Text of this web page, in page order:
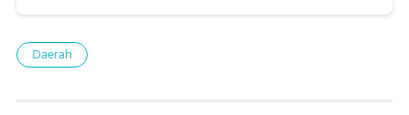
Daerah